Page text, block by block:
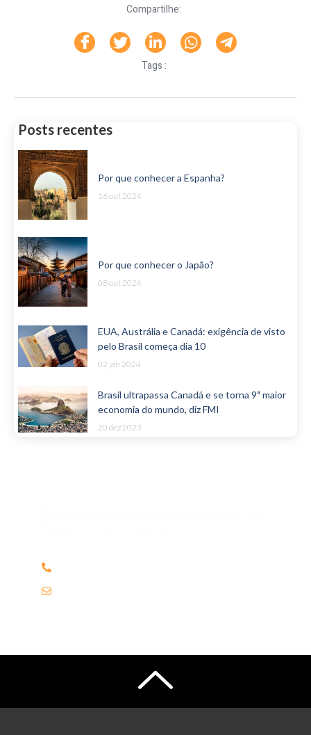
Compartilhe:
Tags :
Posts recentes
Por que conhecer a Espanha?
16 out 2024
Por que conhecer o Japão?
08 out 2024
EUA, Austrália e Canadá: exigência de visto
pelo Brasil começa dia 10
02 jan 2024
Brasil ultrapassa Canadá e se torna 9ª maior
economia do mundo, diz FMI
20 dez 2023